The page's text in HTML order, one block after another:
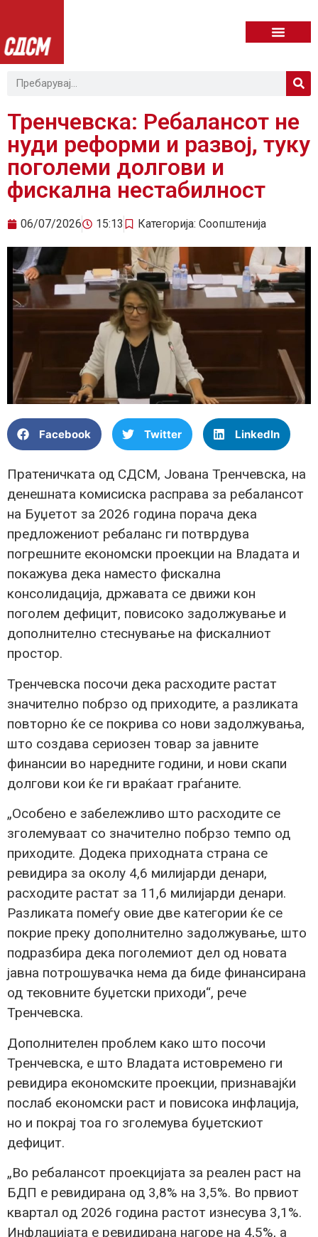
Тренчевска: Ребалансот не
нуди реформи и развој, туку
поголеми долгови и
фискална нестабилност
06/07/2026 15:13 Категорија: Соопштенија
Facebook Twitter LinkedIn
Пратеничката од СДСМ, Јована Тренчевска, на
денешната комисиска расправа за ребалансот
на Буџетот за 2026 година порача дека
предложениот ребаланс ги потврдува
погрешните економски проекции на Владата и
покажува дека наместо фискална
консолидација, државата се движи кон
поголем дефицит, повисоко задолжување и
дополнително стеснување на фискалниот
простор.
Тренчевска посочи дека расходите растат
значително побрзо од приходите, а разликата
повторно ќе се покрива со нови задолжувања,
што создава сериозен товар за јавните
финансии во наредните години, и нови скапи
долгови кои ќе ги враќаат граѓаните.
„Особено е забележливо што расходите се
зголемуваат со значително побрзо темпо од
приходите. Додека приходната страна се
ревидира за околу 4,6 милијарди денари,
расходите растат за 11,6 милијарди денари.
Разликата помеѓу овие две категории ќе се
покрие преку дополнително задолжување, што
подразбира дека поголемиот дел од новата
јавна потрошувачка нема да биде финансирана
од тековните буџетски приходи“, рече
Тренчевска.
Дополнителен проблем како што посочи
Тренчевска, е што Владата истовремено ги
ревидира економските проекции, признавајќи
послаб економски раст и повисока инфлација,
но и покрај тоа го зголемува буџетскиот
дефицит.
„Во ребалансот проекцијата за реален раст на
БДП е ревидирана од 3,8% на 3,5%. Во првиот
квартал од 2026 година растот изнесува 3,1%.
Инфлацијата е ревидирана нагоре на 4,5%, а